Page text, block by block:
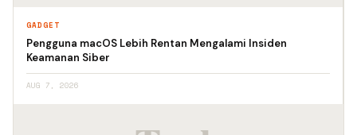
GADGET
Pengguna macOS Lebih Rentan Mengalami Insiden
Keamanan Siber
AUG 7, 2026